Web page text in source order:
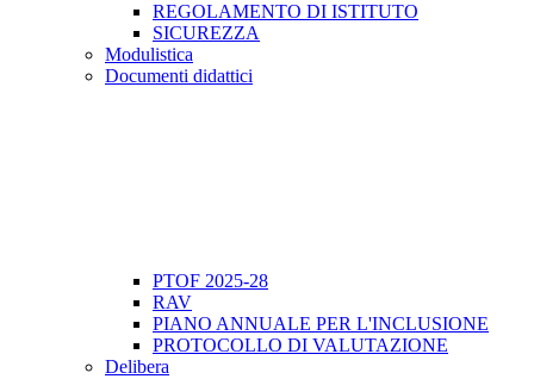
REGOLAMENTO DI ISTITUTO
SICUREZZA
Modulistica
Documenti didattici
PTOF 2025-28
RAV
PIANO ANNUALE PER L'INCLUSIONE
PROTOCOLLO DI VALUTAZIONE
Delibera